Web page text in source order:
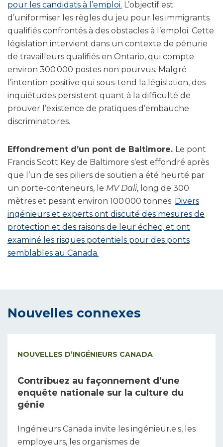
pour les candidats à l’emploi. L’objectif est
d’uniformiser les règles du jeu pour les immigrants
qualifiés confrontés à des obstacles à l’emploi. Cette
législation intervient dans un contexte de pénurie
de travailleurs qualifiés en Ontario, qui compte
environ 300 000 postes non pourvus. Malgré
l’intention positive qui sous-tend la législation, des
inquiétudes persistent quant à la difficulté de
prouver l’existence de pratiques d’embauche
discriminatoires.
Effondrement d’un pont de Baltimore. Le pont
Francis Scott Key de Baltimore s’est effondré après
que l’un de ses piliers de soutien a été heurté par
un porte-conteneurs, le MV Dali, long de 300
mètres et pesant environ 100 000 tonnes. Divers
ingénieurs et experts ont discuté des mesures de
protection et des raisons de leur échec, et ont
examiné les risques potentiels pour des ponts
semblables au Canada.
Nouvelles connexes
NOUVELLES D’INGÉNIEURS CANADA
Contribuez au façonnement d’une
enquête nationale sur la culture du
génie
Ingénieurs Canada invite les ingénieur.e.s, les
employeurs, les organismes de